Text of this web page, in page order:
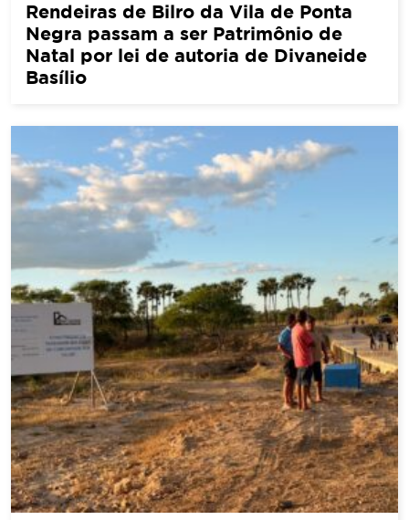
Rendeiras de Bilro da Vila de Ponta
Negra passam a ser Patrimônio de
Natal por lei de autoria de Divaneide
Basílio